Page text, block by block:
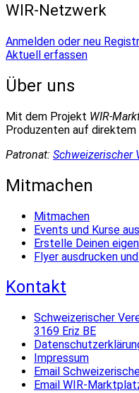
WIR-Netzwerk
Anmelden oder neu
Aktuell erfassen
Über uns
Mit dem Projekt WIR-
Produzenten auf direktem
Patronat: Schweizerischer
Mitmachen
Mitmachen
Events und Kurse
Erstelle Deinen
Flyer ausdrucken
Kontakt
Schweizerischer
3169 Eriz BE
Impressum
Email
Email WIR-